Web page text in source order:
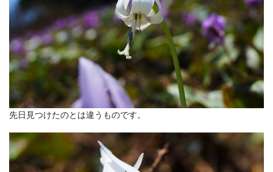
先日見つけたのとは違うものです。